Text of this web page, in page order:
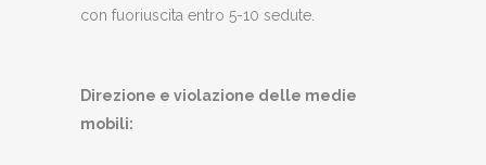
con fuoriuscita entro 5-10 sedute.
Direzione e violazione delle medie
mobili: